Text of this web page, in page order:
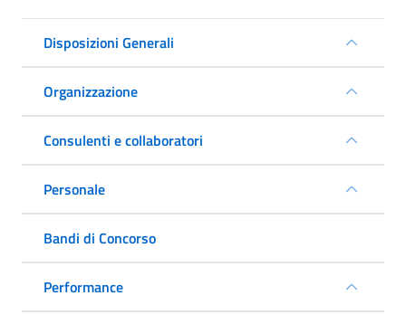
Disposizioni Generali
Organizzazione
Consulenti e collaboratori
Personale
Bandi di Concorso
Performance